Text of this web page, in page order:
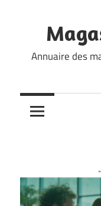
content
Annuaire des